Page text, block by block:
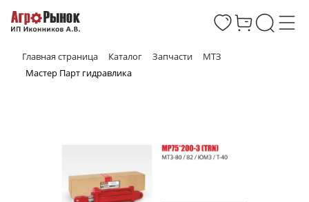
Главная страница Каталог Запчасти
МТЗ
Мастер Парт гидравлика